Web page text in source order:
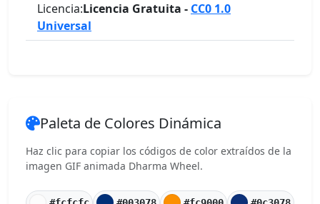
Licencia:Licencia Gratuita - CC0 1.0
Universal
Paleta de Colores Dinámica
Haz clic para copiar los códigos de color extraídos de la
imagen GIF animada Dharma Wheel.